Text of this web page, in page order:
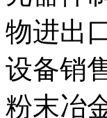
物进出
设备销
粉末冶